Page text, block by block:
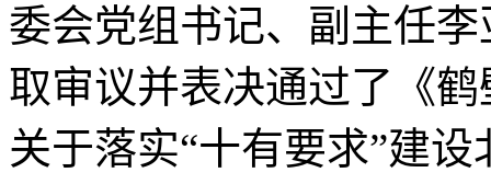
委会党组书记、副主任
取审议并表决通过了《
关于落实“十有要求”建